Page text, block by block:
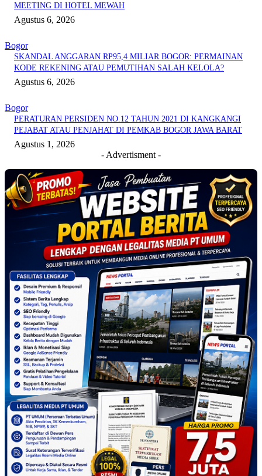
MEETING DI HOTEL MEWAH
Agustus 6, 2026
Bogor
SKANDAL ANGGARAN RP95,4 MILIAR BOGOR: PERMAINAN
KODE REKENING ATAU PEMUTIHAN SALAH KELOLA?
Agustus 6, 2026
Bogor
PERATURAN PERSIDEN NO.12 TAHUN 2021 DI KANGKANGI
PEJABAT ATAU PENJAHAT DI PEMKAB BOGOR JAWA BARAT
Agustus 1, 2026
- Advertisment -